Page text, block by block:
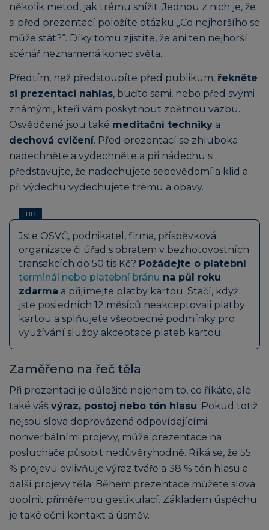
několik metod, jak trému snížit. Jednou z nich je, že
si před prezentací položíte otázku „Co nejhoršího se
může stát?“. Díky tomu zjistíte, že ani ten nejhorší
scénář neznamená konec světa.
Předtím, než předstoupíte před publikum, řekněte
si prezentaci nahlas, buďto sami, nebo před svými
známými, kteří vám poskytnout zpětnou vazbu.
Osvědčené jsou také meditační techniky a
dechová cvičení. Před prezentací se zhluboka
nadechněte a vydechněte a při nádechu si
představujte, že nadechujete sebevědomí a klid a
při výdechu vydechujete trému a obavy.
TIP
Jste OSVČ, podnikatel, firma, příspěvková
organizace či úřad s obratem v bezhotovostních
transakcích do 50 tis Kč? Požádejte o platební
terminál nebo platební bránu na půl roku
zdarma a přijímejte platby kartou. Stačí, když
jste posledních 12 měsíců neakceptovali platby
kartou a splňujete všeobecné podmínky pro
využívání služby akceptace plateb kartou.
Zaměřeno na řeč těla
Při prezentaci je důležité nejenom to, co říkáte, ale
také váš výraz, postoj nebo tón hlasu. Pokud totiž
nejsou slova doprovázená odpovídajícími
nonverbálními projevy, může prezentace na
posluchače působit nedůvěryhodně. Říká se, že 55
% projevu ovlivňuje výraz tváře a 38 % tón hlasu a
další projevy těla. Během prezentace můžete slova
doplnit přiměřenou gestikulací. Základem úspěchu
je také oční kontakt a úsměv.